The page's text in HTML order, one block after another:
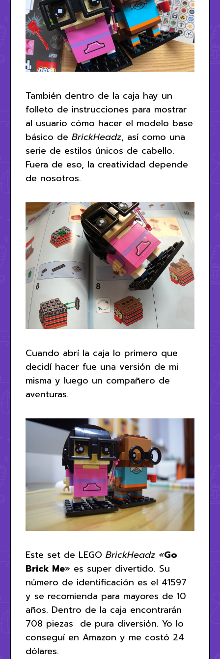
También dentro de la caja hay un
folleto de instrucciones para mostrar
al usuario cómo hacer el modelo base
básico de BrickHeadz, así como una
serie de estilos únicos de cabello.
Fuera de eso, la creatividad depende
de nosotros.
Cuando abrí la caja lo primero que
decidí hacer fue una versión de mi
misma y luego un compañero de
aventuras.
Este set de LEGO BrickHeadz «Go
Brick Me» es super divertido. Su
número de identificación es el 41597
y se recomienda para mayores de 10
años. Dentro de la caja encontrarán
708 piezas de pura diversión. Yo lo
conseguí en Amazon y me costó 24
dólares.